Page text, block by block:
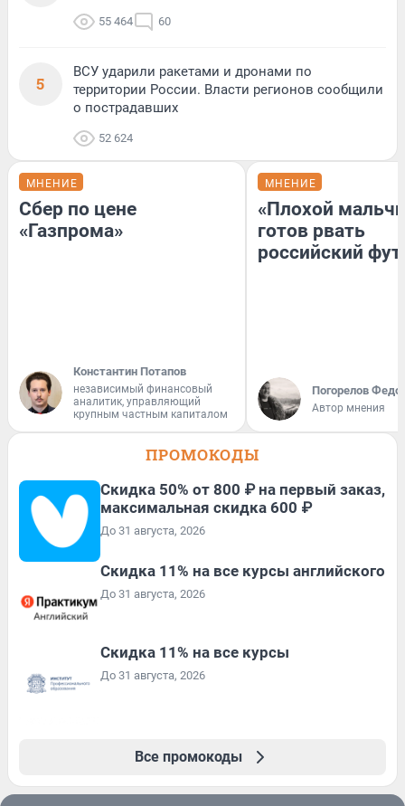
55 464 60
5
ВСУ ударили ракетами и дронами по
территории России. Власти регионов сообщили
о пострадавших
52 624
МНЕНИЕ
Сбер по цене
«Газпрома»
Константин Потапов
независимый финансовый
аналитик, управляющий
крупным частным капиталом
МНЕНИЕ
«Плохой
готов рвать
российский
Погорелов
Автор мнения
ПРОМОКОДЫ
Скидка 50% от 800 ₽ на первый заказ,
максимальная скидка 600 ₽
До 31 августа, 2026
Скидка 11% на все курсы английского
До 31 августа, 2026
Скидка 11% на все курсы
До 31 августа, 2026
Все промокоды